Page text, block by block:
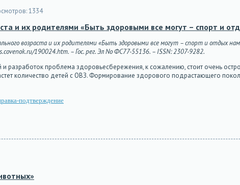
1334
и их родителями «Быть здоровыми все могут – спорт и
возраста и их родителями «Быть здоровыми все могут – спорт и отдых
190024.htm. – Гос. рег. Эл No ФС77-55136. – ISSN: 2307-9282.
разработок проблема здоровьесбережения, к сожалению, стоит очень
количество детей с ОВЗ. Формирование здорового подрастающего
подтверждение